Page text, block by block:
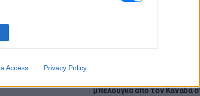
Access Privacy Policy
Ιστορική μεταφορά 30
μπελούγκα από τον Καναδά